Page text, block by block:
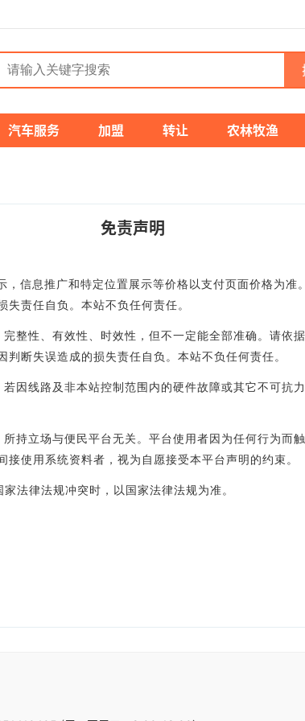
汽车服务 加盟 转让 农林牧渔
免责声明
信息推广和特定位置展示等价格以支付页面价格为
失责任自负。本站不负任何责任。
整性、有效性、时效性，但不一定能全部准确。请依
断失误造成的损失责任自负。本站不负任何责任。
因线路及非本站控制范围内的硬件故障或其它不可抗
持立场与便民平台无关。平台使用者因为任何行为而
使用系统资料者，视为自愿接受本平台声明的约束。
律法规冲突时，以国家法律法规为准。